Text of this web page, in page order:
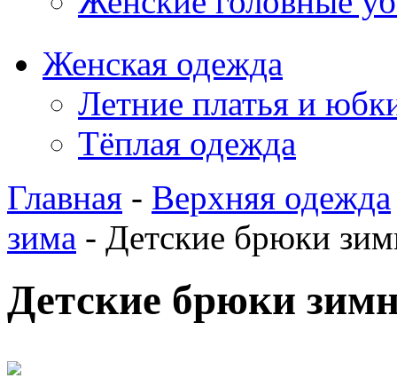
Женская одежда
Летние платья и
Тёплая одежда
Главная - Верхняя одежда
зима - Детские брюки
Детские брюки